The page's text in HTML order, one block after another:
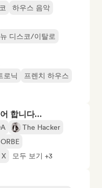
하우스 음악
뉴 디스코/이탈로
로닉
프렌치 하우스
합니다…
The Hacker
ORBE
X 모두 보기 +3